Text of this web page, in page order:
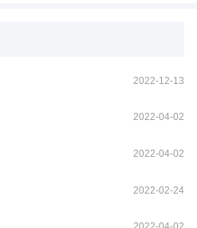
2022-12-13
2022-04-02
2022-04-02
2022-02-24